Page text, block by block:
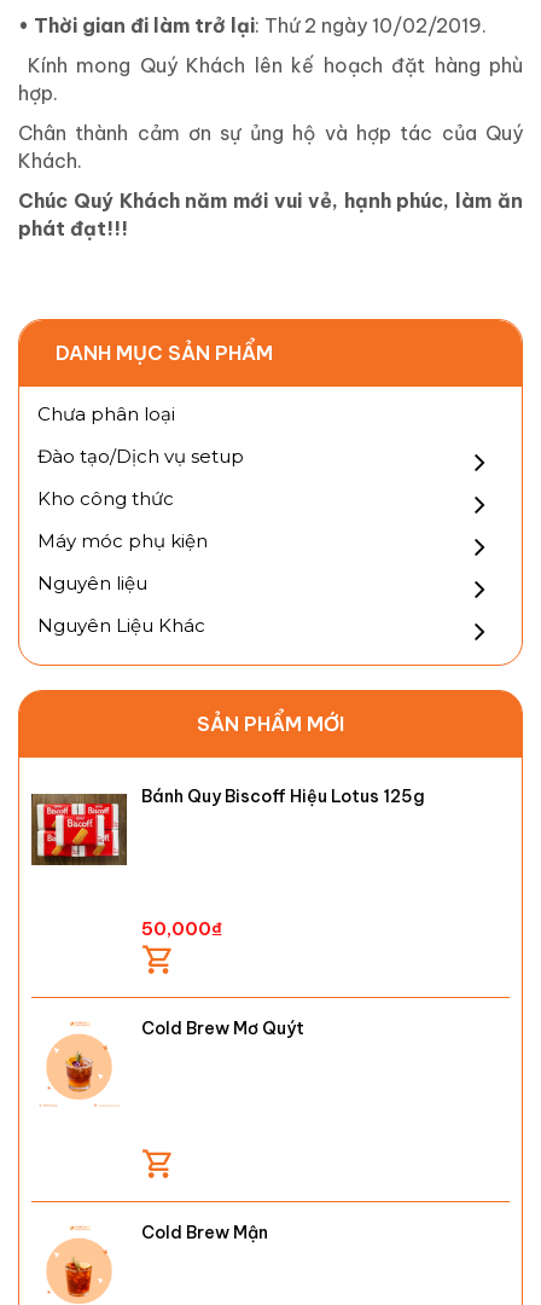
• Thời gian đi làm trở lại: Thứ 2 ngày 10/02/2019.
Kính mong Quý Khách lên kế hoạch đặt hàng phù
hợp.
Chân thành cảm ơn sự ủng hộ và hợp tác của Quý
Khách.
Chúc Quý Khách năm mới vui vẻ, hạnh phúc, làm ăn
phát đạt!!!
DANH MỤC SẢN PHẨM
Chưa phân loại
Đào tạo/Dịch vụ setup
Kho công thức
Máy móc phụ kiện
Nguyên liệu
Nguyên Liệu Khác
SẢN PHẨM MỚI
Bánh Quy Biscoff Hiệu Lotus 125g
50,000₫
Cold Brew Mơ Quýt
Cold Brew Mận